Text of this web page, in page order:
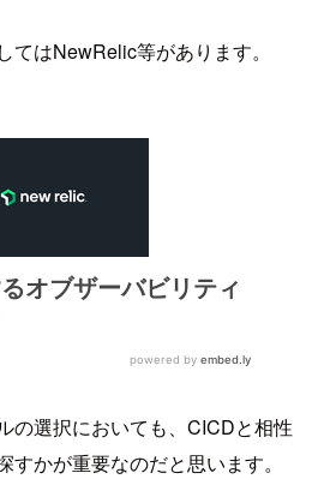
はNewRelic等があります。
の選択においても、CICDと相性
かが重要なのだと思います。